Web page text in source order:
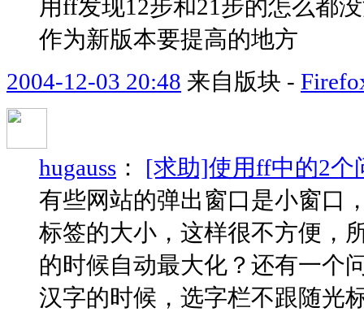
用ff发现12步和21步的怎么都
作为新版本要提高的地方
2004-12-03 20:48 来自版块 -
hugauss ： [求助]使用ff中的2个
有些网站的弹出窗口是小窗口
标签的大小，这样很不方便，
的时候自动最大化？还有一个
汉字的时候，选字栏不跟随光